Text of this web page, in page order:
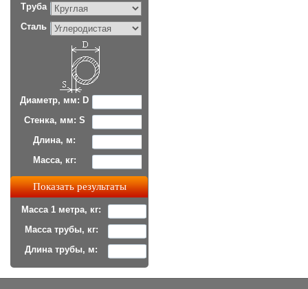
Труба
Сталь
Диаметр, мм: D
Стенка, мм: S
Длина, м:
Масса, кг:
Масса 1 метра, кг:
Масса трубы, кг:
Длина трубы, м: